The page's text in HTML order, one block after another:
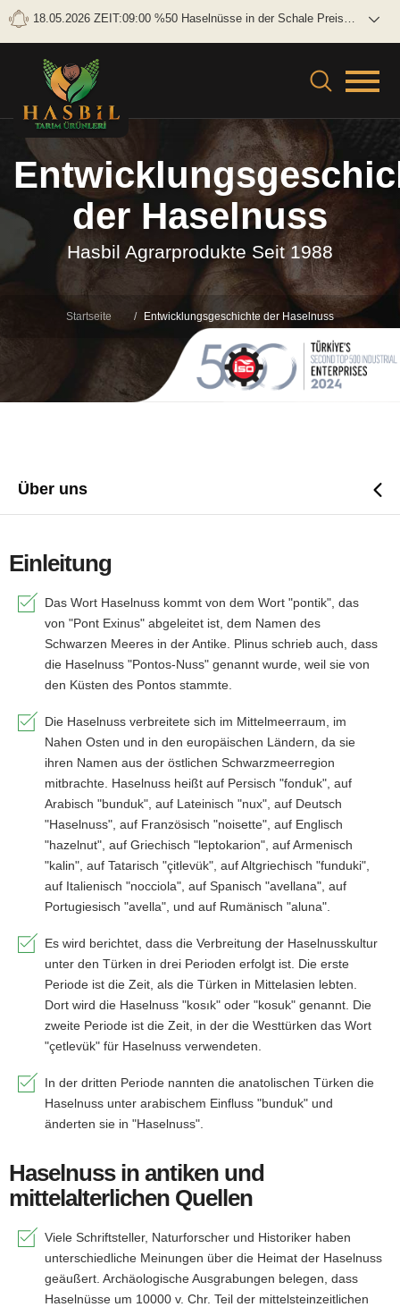
18.05.2026 ZEIT:09:00 %50 Haselnüsse in der Schale Preis
der Haselnuss
Hasbil Agrarprodukte Seit 1988
Startseite Entwicklungsgeschichte der Haselnuss
Über uns
Einleitung
Das Wort Haselnuss kommt von dem Wort "pontik", das
von "Pont Exinus" abgeleitet ist, dem Namen des
Schwarzen Meeres in der Antike. Plinus schrieb auch, dass
die Haselnuss "Pontos-Nuss" genannt wurde, weil sie von
den Küsten des Pontos stammte.
Die Haselnuss verbreitete sich im Mittelmeerraum, im
Nahen Osten und in den europäischen Ländern, da sie
ihren Namen aus der östlichen Schwarzmeerregion
mitbrachte. Haselnuss heißt auf Persisch "fonduk", auf
Arabisch "bunduk", auf Lateinisch "nux", auf Deutsch
"Haselnuss", auf Französisch "noisette", auf Englisch
"hazelnut", auf Griechisch "leptokarion", auf Armenisch
"kalin", auf Tatarisch "çitlevük", auf Altgriechisch "funduki",
auf Italienisch "nocciola", auf Spanisch "avellana", auf
Portugiesisch "avella", und auf Rumänisch "aluna".
Es wird berichtet, dass die Verbreitung der Haselnusskultur
unter den Türken in drei Perioden erfolgt ist. Die erste
Periode ist die Zeit, als die Türken in Mittelasien lebten.
Dort wird die Haselnuss "kosık" oder "kosuk" genannt. Die
zweite Periode ist die Zeit, in der die Westtürken das Wort
"çetlevük" für Haselnuss verwendeten.
In der dritten Periode nannten die anatolischen Türken die
Haselnuss unter arabischem Einfluss "bunduk" und
änderten sie in "Haselnuss".
Haselnuss in antiken und
mittelalterlichen Quellen
Viele Schriftsteller, Naturforscher und Historiker haben
unterschiedliche Meinungen über die Heimat der Haselnuss
geäußert. Archäologische Ausgrabungen belegen, dass
Haselnüsse um 10000 v. Chr. Teil der mittelsteinzeitlichen